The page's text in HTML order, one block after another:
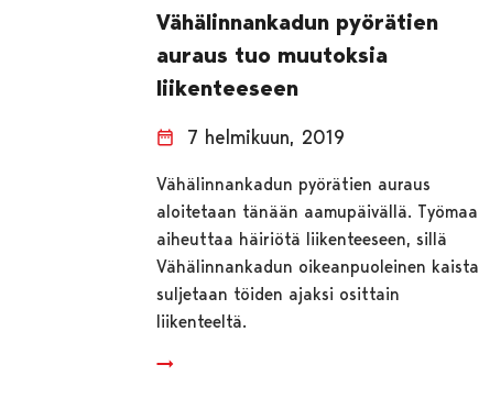
Vähälinnankadun pyörätien
auraus tuo muutoksia
liikenteeseen
7 helmikuun, 2019
Vähälinnankadun pyörätien auraus
aloitetaan tänään aamupäivällä. Työmaa
aiheuttaa häiriötä liikenteeseen, sillä
Vähälinnankadun oikeanpuoleinen kaista
suljetaan töiden ajaksi osittain
liikenteeltä.